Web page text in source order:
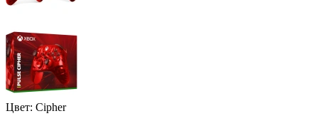
Цвет: Cipher